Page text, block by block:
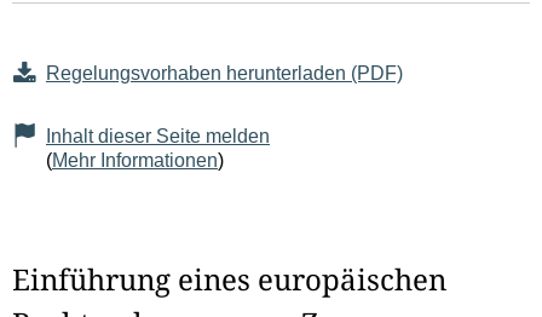
Regelungsvorhaben herunterladen (PDF)
Inhalt dieser Seite melden
(Mehr Informationen)
Einführung eines europäischen